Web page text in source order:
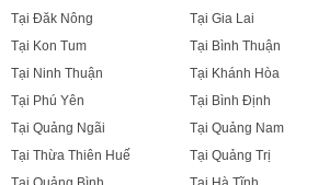
Tại Đăk Nông
Tại Gia Lai
Tại Kon Tum
Tại Bình Thuận
Tại Ninh Thuận
Tại Khánh Hòa
Tại Phú Yên
Tại Bình Định
Tại Quảng Ngãi
Tại Quảng Nam
Tại Thừa Thiên Huế
Tại Quảng Trị